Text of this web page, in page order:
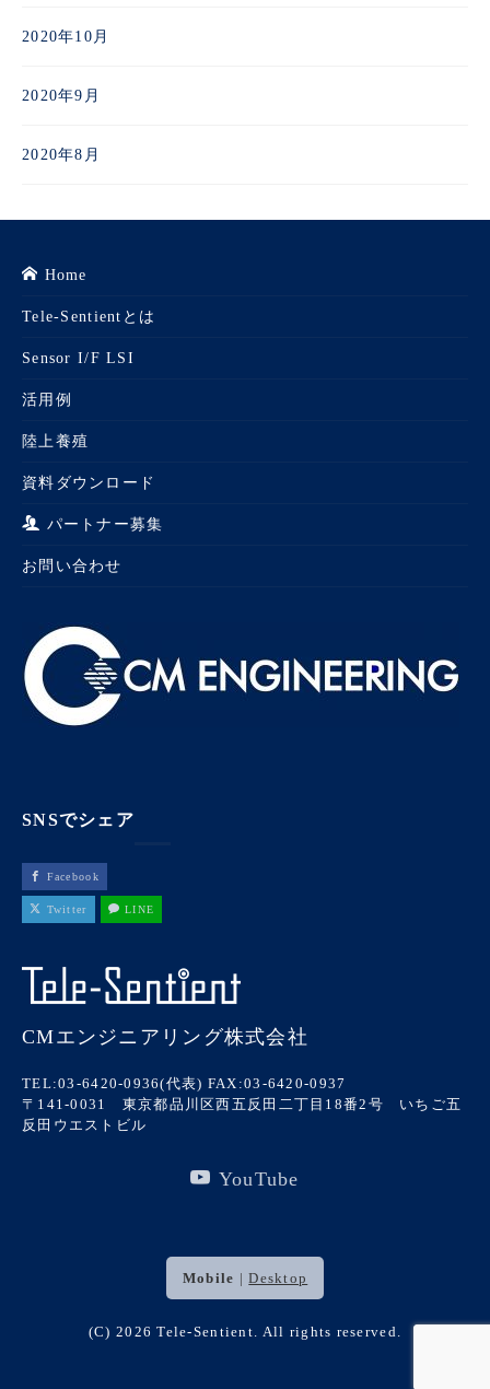
2020年10月
2020年9月
2020年8月
Home
Tele-Sentientとは
Sensor I/F LSI
活用例
陸上養殖
資料ダウンロード
パートナー募集
お問い合わせ
SNSでシェア
Facebook
Twitter LINE
CMエンジニアリング株式会社
TEL:03-6420-0936(代表) FAX:03-6420-0937
〒141-0031 東京都品川区西五反田二丁目18番2号 いちご五
反田ウエストビル
YouTube
Mobile |Desktop
(C) 2026Tele-Sentient . All rights reserved.